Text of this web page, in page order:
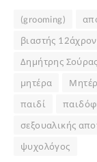
(grooming)
βιαστής
Δημήτρης Σούρας
μητέρα
παιδί
σεξουαλικής
ψυχολόγος